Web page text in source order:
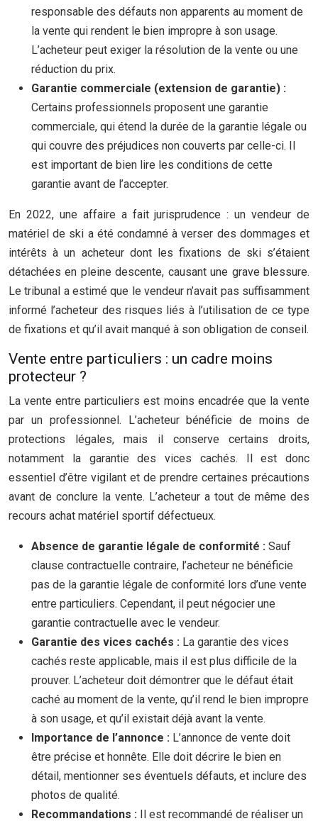
responsable des défauts non apparents au moment de
la vente qui rendent le bien impropre à son usage.
L’acheteur peut exiger la résolution de la vente ou une
réduction du prix.
Garantie commerciale (extension de garantie) :
Certains professionnels proposent une garantie
commerciale, qui étend la durée de la garantie légale ou
qui couvre des préjudices non couverts par celle-ci. Il
est important de bien lire les conditions de cette
garantie avant de l’accepter.
En 2022, une affaire a fait jurisprudence : un vendeur de
matériel de ski a été condamné à verser des dommages et
intérêts à un acheteur dont les fixations de ski s’étaient
détachées en pleine descente, causant une grave blessure.
Le tribunal a estimé que le vendeur n’avait pas suffisamment
informé l’acheteur des risques liés à l’utilisation de ce type
de fixations et qu’il avait manqué à son obligation de conseil.
Vente entre particuliers : un cadre moins
protecteur ?
La vente entre particuliers est moins encadrée que la vente
par un professionnel. L’acheteur bénéficie de moins de
protections légales, mais il conserve certains droits,
notamment la garantie des vices cachés. Il est donc
essentiel d’être vigilant et de prendre certaines précautions
avant de conclure la vente. L’acheteur a tout de même des
recours achat matériel sportif défectueux.
Absence de garantie légale de conformité : Sauf
clause contractuelle contraire, l’acheteur ne bénéficie
pas de la garantie légale de conformité lors d’une vente
entre particuliers. Cependant, il peut négocier une
garantie contractuelle avec le vendeur.
Garantie des vices cachés : La garantie des vices
cachés reste applicable, mais il est plus difficile de la
prouver. L’acheteur doit démontrer que le défaut était
caché au moment de la vente, qu’il rend le bien impropre
à son usage, et qu’il existait déjà avant la vente.
Importance de l’annonce : L’annonce de vente doit
être précise et honnête. Elle doit décrire le bien en
détail, mentionner ses éventuels défauts, et inclure des
photos de qualité.
Recommandations : Il est recommandé de réaliser un